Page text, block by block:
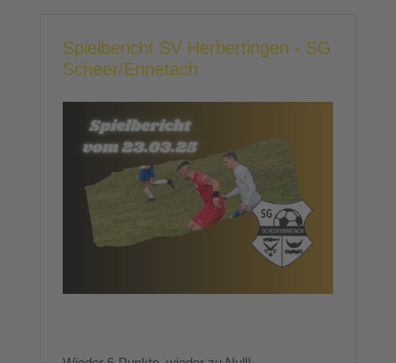
Spielbericht SV Herbertingen - SG
Scheer/Ennetach